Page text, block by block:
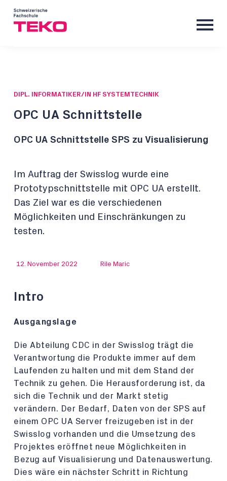
DIPL. INFORMATIKER/IN HF SYSTEMTECHNIK
OPC UA Schnittstelle
OPC UA Schnittstelle SPS zu Visualisierung
Im Auftrag der Swisslog wurde eine
Prototypschnittstelle mit OPC UA erstellt.
Das Ziel war es die verschiedenen
Möglichkeiten und Einschränkungen zu
testen.
12. November 2022 Rile Maric
Intro
Ausgangslage
Die Abteilung CDC in der Swisslog trägt die
Verantwortung die Produkte immer auf dem
Laufenden zu halten und mit dem Stand der
Technik zu gehen. Die Herausforderung ist, da
sich die Technik und der Markt stetig
verändern. Der Bedarf, Daten von der SPS auf
einem OPC UA Server freizugeben ist in der
Swisslog vorhanden und die Umsetzung des
Projektes eröffnet neue Möglichkeiten in
Bezug auf Visualisierung und Datenauswertung.
Dies wäre ein nächster Schritt in Richtung